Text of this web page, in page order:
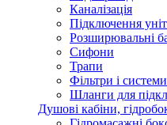
Каналізація
Підключення
Розширювальні
Сифони
Трапи
Фільтри і
Шланги для
Душові кабіни,